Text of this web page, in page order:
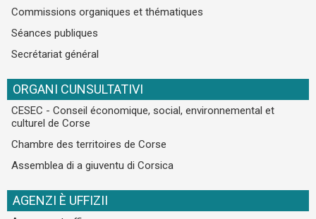
Commissions organiques et thématiques
Séances publiques
Secrétariat général
ORGANI CUNSULTATIVI
CESEC - Conseil économique, social, environnemental et
culturel de Corse
Chambre des territoires de Corse
Assemblea di a giuventu di Corsica
AGENZI È UFFIZII